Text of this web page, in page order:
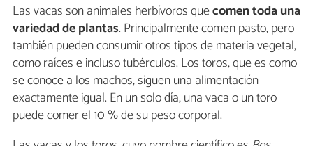
Las vacas son animales herbívoros quecomen toda una
variedad de plantas. Principalmente comen pasto, pero
también pueden consumir otros tipos de materia vegetal,
como raíces e incluso tubérculos. Los toros, que es como
se conoce a los machos, siguen una alimentación
exactamente igual. En un solo día, una vaca o un toro
puede comer el 10 % de su peso corporal.